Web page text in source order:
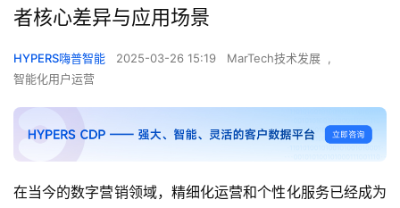
者核心差异与应用场景
HYPERS嗨普智能 2025-03-26 15:19 MarTech技术发展 ,
智能化用户运营
在当今的数字营销领域，精细化运营和个性化服务已经成为